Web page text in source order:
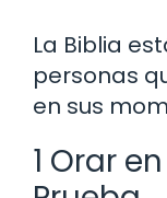
La Biblia
personas
en sus
1 Orar